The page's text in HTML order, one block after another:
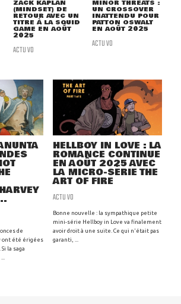
ZACK KAPLAN
(MINDSET) DE
RETOUR AVEC UN
TITRE À LA SQUID
GAME EN AOÛT
2025
ACTU VO
MINOR THREATS :
UN CROSSOVER
INATTENDU POUR
PATTON OSWALT
EN AOÛT 2025
ACTU VO
de
ont été érigées
la saga
HELLBOY IN LOVE : LA
ROMANCE CONTINUE
EN AOÛT 2025 AVEC
LA MICRO-SÉRIE THE
ART OF FIRE
ACTU VO
Bonne nouvelle : la sympathique petite
mini-série Hellboy in Love va finalement
avoir droit à une suite. Ce qui n'était pas
garanti, ...